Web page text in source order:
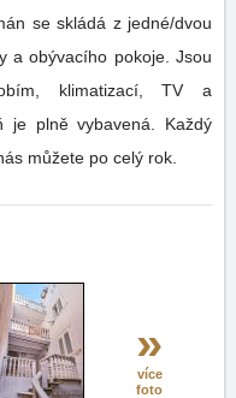
se skládá z jedné/dvou
a obývacího pokoje. Jsou
klimatizací, TV a
je plně vybavená. Každý
můžete po celý rok.
»
více
foto